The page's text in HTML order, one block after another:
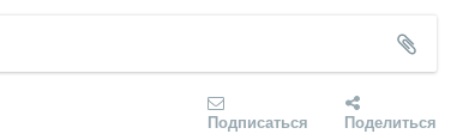
Подписаться Поделиться